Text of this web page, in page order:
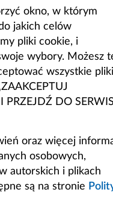
okno, w którym
jakich celów
pliki cookie, i
wybory. Możesz
wszystkie pliki
PRZEJDŹ DO
oraz więcej
osobowych,
autorskich i plikach
są na stronie